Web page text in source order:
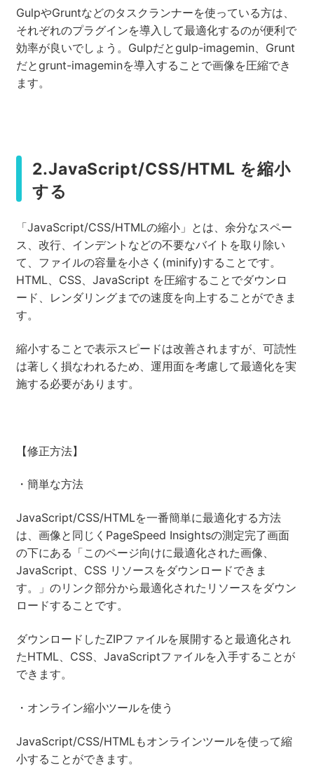
GulpやGruntなどのタスクランナーを使っている方は、
それぞれのプラグインを導入して最適化するのが便利で
効率が良いでしょう。Gulpだとgulp-imagemin、Grunt
だとgrunt-imageminを導入することで画像を圧縮でき
ます。
2.JavaScript/CSS/HTML を縮小
する
「JavaScript/CSS/HTMLの縮小」とは、余分なスペー
ス、改行、インデントなどの不要なバイトを取り除い
て、ファイルの容量を小さく(minify)することです。
HTML、CSS、JavaScript を圧縮することでダウンロ
ード、レンダリングまでの速度を向上することができま
す。
縮小することで表示スピードは改善されますが、可読性
は著しく損なわれるため、運用面を考慮して最適化を実
施する必要があります。
【修正方法】
・簡単な方法
JavaScript/CSS/HTMLを一番簡単に最適化する方法
は、画像と同じくPageSpeed Insightsの測定完了画面
の下にある「このページ向けに最適化された画像、
JavaScript、CSS リソースをダウンロードできま
す。」のリンク部分から最適化されたリソースをダウン
ロードすることです。
ダウンロードしたZIPファイルを展開すると最適化され
たHTML、CSS、JavaScriptファイルを入手することが
できます。
・オンライン縮小ツールを使う
JavaScript/CSS/HTMLもオンラインツールを使って縮
小することができます。